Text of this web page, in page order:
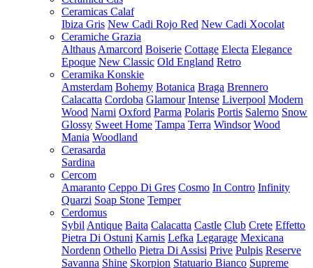
Ceramicas Calaf
Ibiza Gris New Cadi Rojo Red New Cadi Xocolat
Ceramiche Grazia
Althaus Amarcord Boiserie Cottage Electa Elegance
Epoque New Classic Old England Retro
Ceramika Konskie
Amsterdam Bohemy Botanica Braga Brennero
Calacatta Cordoba Glamour Intense Liverpool Modern
Wood Narni Oxford Parma Polaris Portis Salerno Snow
Glossy Sweet Home Tampa Terra Windsor Wood
Mania Woodland
Cerasarda
Sardina
Cercom
Amaranto Ceppo Di Gres Cosmo In Contro Infinity
Quarzi Soap Stone Temper
Cerdomus
Sybil Antique Baita Calacatta Castle Club Crete Effetto
Pietra Di Ostuni Karnis Lefka Legarage Mexicana
Nordenn Othello Pietra Di Assisi Prive Pulpis Reserve
Savanna Shine Skorpion Statuario Bianco Supreme